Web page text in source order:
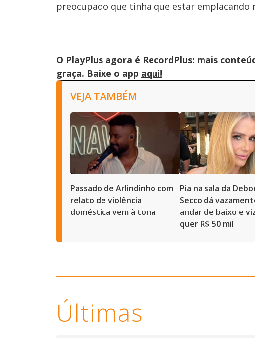
preocupado que tinha que estar emplacando
O PlayPlus agora é RecordPlus: mais
graça. Baixe o app aqui!
VEJA TAMBÉM
Passado de Arlindinho com
relato de violência
doméstica vem à tona
Pia na sala da
Secco dá
andar de baixo e
quer R$ 50 mil
Últimas